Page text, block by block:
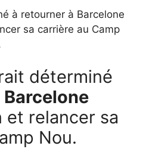
à retourner à Barcelone
sa carrière au Camp
déterminé
Barcelone
et relancer sa
Nou.